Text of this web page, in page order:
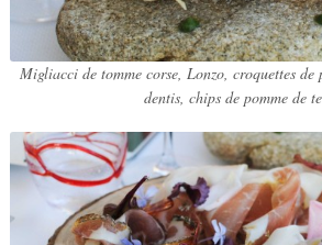
Migliacci de tomme corse, Lonzo, croquettes de
dentis, chips de pomme de